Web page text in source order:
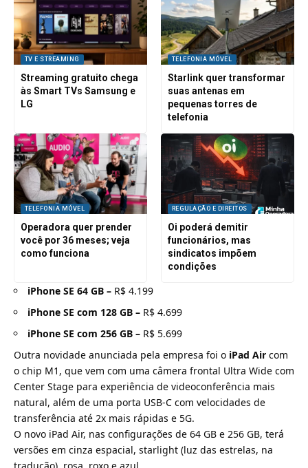
TV E STREAMING
Streaming gratuito chega
às Smart TVs Samsung e
LG
TELEFONIA MÓVEL
Starlink quer transformar
suas antenas em
pequenas torres de
telefonia
TELEFONIA MÓVEL
Operadora quer prender
você por 36 meses; veja
como funciona
REGULAÇÃO E DIREITOS
Oi poderá demitir
funcionários, mas
sindicatos impõem
condições
iPhone SE 64 GB – R$ 4.199
iPhone SE com 128 GB – R$ 4.699
iPhone SE com 256 GB – R$ 5.699
Outra novidade anunciada pela empresa foi o iPad Air com
o chip M1, que vem com uma câmera frontal Ultra Wide com
Center Stage para experiência de videoconferência mais
natural, além de uma porta USB-C com velocidades de
transferência até 2x mais rápidas e 5G.
O novo iPad Air, nas configurações de 64 GB e 256 GB, terá
versões em cinza espacial, starlight (luz das estrelas, na